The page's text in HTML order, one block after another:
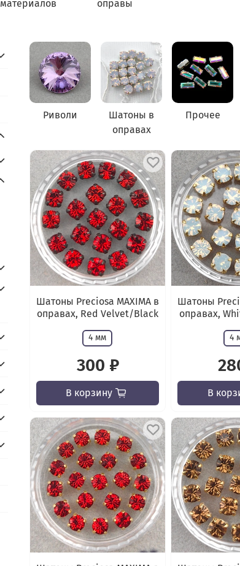
материалов
оправы
Риволи
Шатоны в
оправах
Прочее
Шатоны Preciosa MAXIMA в
оправах, Red Velvet/Black
4 мм
300 ₽
В корзину
Шатоны
оправах,
4
В